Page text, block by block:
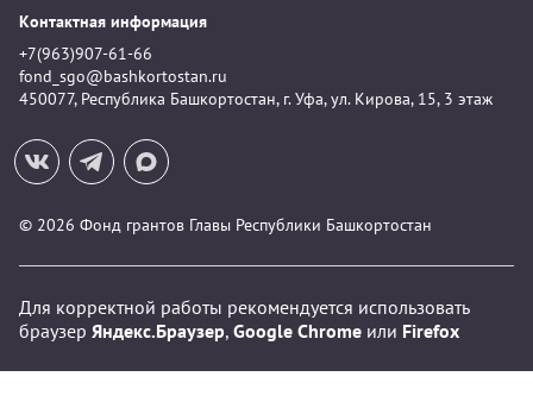
Контактная информация
+7(963)907-61-66
fond_sgo@bashkortostan.ru
450077, Республика Башкортостан, г. Уфа, ул. Кирова, 15, 3 этаж
© 2026 Фонд грантов Главы Республики Башкортостан
Для корректной работы рекомендуется использовать
браузер Яндекс.Браузер, Google Chrome или Firefox